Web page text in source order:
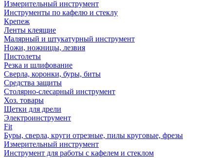
Измерительный инструмент
Инструменты по кафелю и стеклу
Крепеж
Ленты клеящие
Малярный и штукатурный инструмент
Ножи, ножницы, лезвия
Пистолеты
Резка и шлифование
Сверла, коронки, буры, биты
Средства защиты
Столярно-слесарный инструмент
Хоз. товары
Щетки для дрели
Электроинструмент
Fit
Буры, сверла, круги отрезные, пилы круговые, фрезы
Измерительный инструмент
Инструмент для работы с кафелем и стеклом